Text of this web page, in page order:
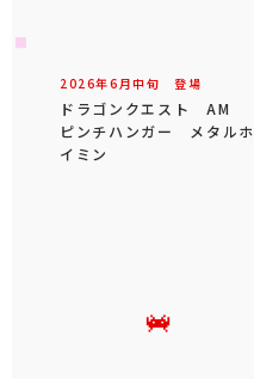
2026年6 月中旬 登場
ドラゴンクエスト AM
ピンチハンガー メタルホ
イミン